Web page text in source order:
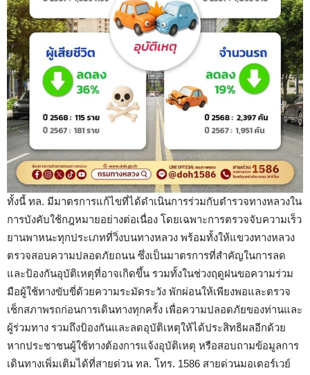
ทั้งนี้ ทล. มีมาตรการแก้ไขที่ได้ดำเนินการร่วมกับตำรวจทางหลวงใน
การบังคับใช้กฎหมายอย่างต่อเนื่อง โดยเฉพาะการตรวจจับความเร็ว
ยานพาหนะทุกประเภทที่วิ่งบนทางหลวง พร้อมทั้งให้แขวงทางหลวง
ตรวจสอบความปลอดภัยถนน ซึ่งเป็นมาตรการที่สำคัญในการลด
และป้องกันอุบัติเหตุที่อาจเกิดขึ้น รวมทั้งในช่วงฤดูฝนขอความร่วม
มือผู้ใช้ทางขับขี่ด้วยความระมัดระวัง พักผ่อนให้เพียงพอและตรวจ
เช็กสภาพรถก่อนการเดินทางทุกครั้ง เพื่อความปลอดภัยของท่านและ
ผู้ร่วมทาง รวมถึงป้องกันและลดอุบัติเหตุให้ได้ประสิทธิผลอีกด้วย
หากประชาชนผู้ใช้ทางต้องการแจ้งอุบัติเหตุ หรือสอบถามข้อมูลการ
เดินทางเพิ่มเติมได้ที่สายด่วน ทล. โทร. 1586 สายด่วนมอเตอร์เวย์